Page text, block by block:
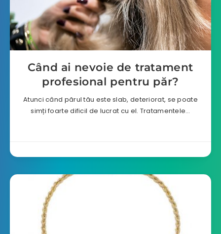
Când ai nevoie de tratament
profesional pentru păr?
Atunci când părul tău este slab, deteriorat, se poate
simți foarte dificil de lucrat cu el. Tratamentele…